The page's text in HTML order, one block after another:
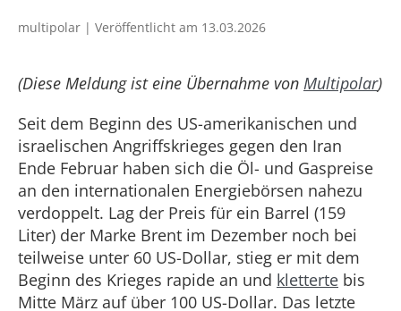
multipolar | Veröffentlicht am 13.03.2026
(Diese Meldung ist eine Übernahme von Multipolar)
Seit dem Beginn des US-amerikanischen und
israelischen Angriffskrieges gegen den Iran
Ende Februar haben sich die Öl- und Gaspreise
an den internationalen Energiebörsen nahezu
verdoppelt. Lag der Preis für ein Barrel (159
Liter) der Marke Brent im Dezember noch bei
teilweise unter 60 US-Dollar, stieg er mit dem
Beginn des Krieges rapide an und kletterte bis
Mitte März auf über 100 US-Dollar. Das letzte